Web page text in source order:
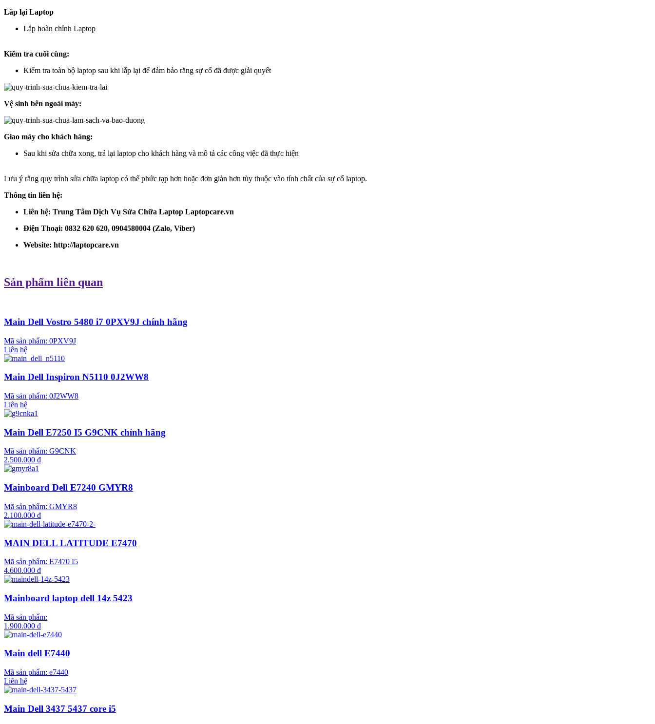
Lắp lại Laptop
Lắp hoàn chỉnh Laptop
Kiểm tra cuối cùng:
Kiểm tra toàn bộ laptop sau khi lắp lại để đảm bảo rằng sự cố đã được giải quyết
Vệ sinh bên ngoài máy:
Giao máy cho khách hàng:
Sau khi sửa chữa xong, trả lại laptop cho khách hàng và mô tả các công việc đã thực hiện
Lưu ý rằng quy trình sửa chữa laptop có thể phức tạp hơn hoặc đơn giản hơn tùy thuộc vào tính chất của sự cố laptop.
Thông tin liên hệ:
Liên hệ: Trung Tâm Dịch Vụ Sửa Chữa Laptop Laptopcare.vn
Điện Thoại: 0832 620 620, 0904580004 (Zalo, Viber)
Website: http://laptopcare.vn
Sản phẩm liên quan
Main Dell Vostro 5480 i7 0PXV9J chính hãng
Mã sản phẩm: 0PXV9J
Liên hệ
Main Dell Inspiron N5110 0J2WW8
Mã sản phẩm: 0J2WW8
Liên hệ
Main Dell E7250 I5 G9CNK chính hãng
Mã sản phẩm: G9CNK
2.500.000 đ
Mainboard Dell E7240 GMYR8
Mã sản phẩm: GMYR8
2.100.000 đ
MAIN DELL LATITUDE E7470
Mã sản phẩm: E7470 I5
4.600.000 đ
Mainboard laptop dell 14z 5423
Mã sản phẩm:
1.900.000 đ
Main dell E7440
Mã sản phẩm: e7440
Liên hệ
Main Dell 3437 5437 core i5